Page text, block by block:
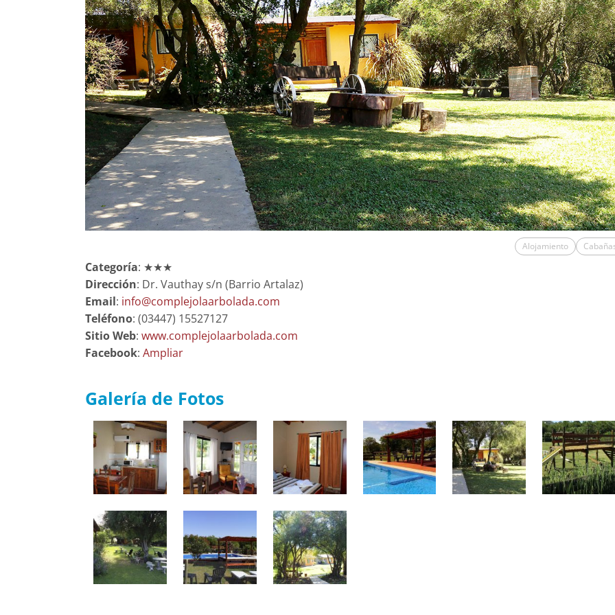
Alojamiento
Categoría: ★★★
Dirección: Dr. Vauthay s/n (Barrio Artalaz)
Email: info@complejolaarbolada.com
Teléfono: (03447) 15527127
Sitio Web: www.complejolaarbolada.com
Facebook: Ampliar
Galería de Fotos